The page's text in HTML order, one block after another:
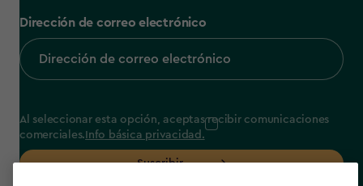
Dirección de correo electrónico
Al seleccionar esta opción, aceptas recibir comunicaciones
comerciales. Info básica privacidad.
Suscribir